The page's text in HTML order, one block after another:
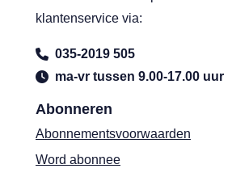
Abonneren
Abonnementsvoorwaarden
Word abonnee
klantenservice via:
035-2019 505
ma-vr tussen 9.00-17.00 uur